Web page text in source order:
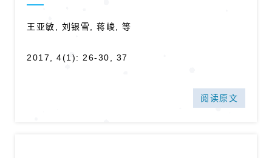
王亚敏, 刘银雪, 蒋峻, 等
2017, 4(1): 26-30, 37
阅读原文